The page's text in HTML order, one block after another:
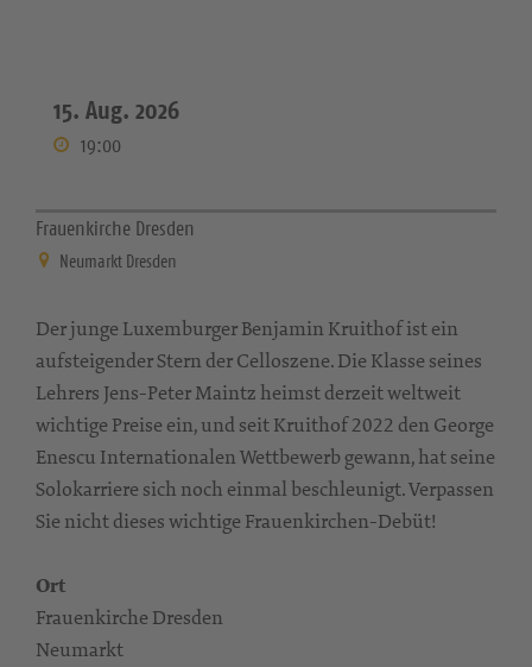
15. Aug. 2026
19:00
Frauenkirche Dresden
Neumarkt Dresden
Der junge Luxemburger Benjamin Kruithof ist ein
aufsteigender Stern der Celloszene. Die Klasse seines
Lehrers Jens-Peter Maintz heimst derzeit weltweit
wichtige Preise ein, und seit Kruithof 2022 den George
Enescu Internationalen Wettbewerb gewann, hat seine
Solokarriere sich noch einmal beschleunigt. Verpassen
Sie nicht dieses wichtige Frauenkirchen-Debüt!
Ort
Frauenkirche Dresden
Neumarkt